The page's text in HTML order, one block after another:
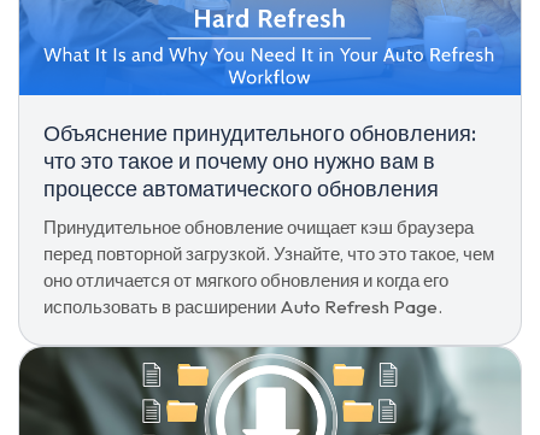
Объяснение принудительного обновления:
что это такое и почему оно нужно вам в
процессе автоматического обновления
Принудительное обновление очищает кэш браузера
перед повторной загрузкой. Узнайте, что это такое, чем
оно отличается от мягкого обновления и когда его
использовать в расширении Auto Refresh Page.